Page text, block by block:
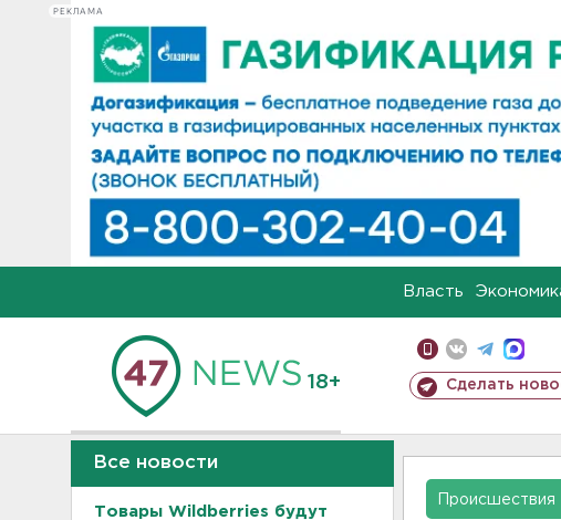
РЕКЛАМА
Власть
18+ Сделать
Все новости
Товары Wildberries будут
Происшествия